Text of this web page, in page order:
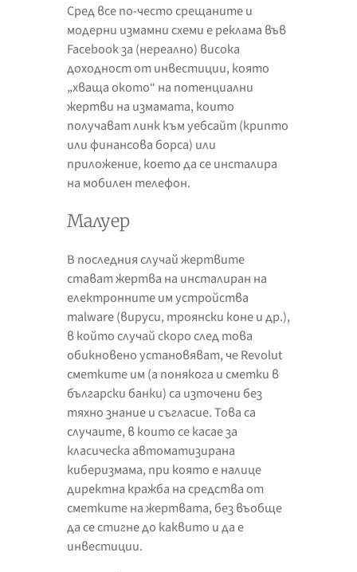
Сред все по-често срещаните и
модерни измамни схеми е реклама във
Facebook за (нереално) висока
доходност от инвестиции, която
„хваща окото“ на потенциални
жертви на измамата, които
получават линк към уебсайт (крипто
или финансова борса) или
приложение, което да се инсталира
на мобилен телефон.
Малуер
В последния случай жертвите
стават жертва на инсталиран на
електронните им устройства
malware (вируси, троянски коне и др.),
в който случай скоро след това
обикновено установяват, че Revolut
сметките им (а понякога и сметки в
български банки) са източени без
тяхно знание и съгласие. Това са
случаите, в които се касае за
класическа автоматизирана
киберизмама, при която е налице
директна кражба на средства от
сметките на жертвата, без въобще
да се стигне до каквито и да е
инвестиции.